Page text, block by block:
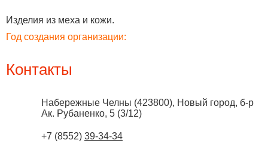
Изделия из меха и кожи.
Год создания организации:
Контакты
Набережные Челны (423800), Новый город, б-р
Ак. Рубаненко, 5 (3/12)
+7 (8552) 39-34-34